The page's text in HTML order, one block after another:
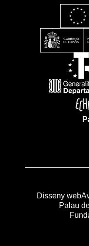
Disseny web
Palau